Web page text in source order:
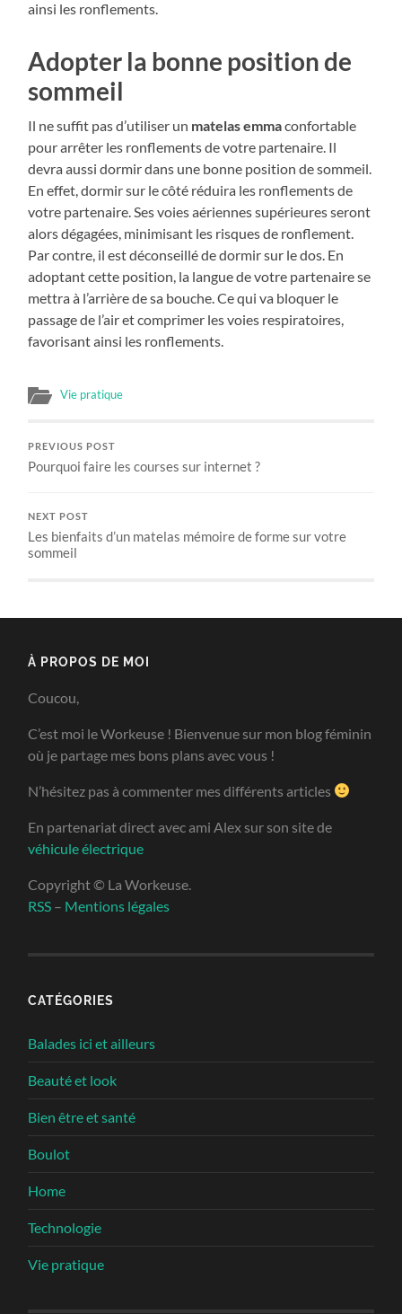
ainsi les ronflements.
Adopter la bonne position de
sommeil
Il ne suffit pas d’utiliser un matelas emmaconfortable
pour arrêter les ronflements de votre partenaire. Il
devra aussi dormir dans une bonne position de sommeil.
En effet, dormir sur le côté réduira les ronflements de
votre partenaire. Ses voies aériennes supérieures seront
alors dégagées, minimisant les risques de ronflement.
Par contre, il est déconseillé de dormir sur le dos. En
adoptant cette position, la langue de votre partenaire se
mettra à l’arrière de sa bouche. Ce qui va bloquer le
passage de l’air et comprimer les voies respiratoires,
favorisant ainsi les ronflements.
Vie pratique
PREVIOUS POST
Pourquoi faire les courses sur internet ?
NEXT POST
Les bienfaits d’un matelas mémoire de forme sur votre
sommeil
À PROPOS DE MOI
Coucou,
C’est moi le Workeuse ! Bienvenue sur mon blog féminin
où je partage mes bons plans avec vous !
N’hésitez pas à commenter mes différents articles
En partenariat direct avec ami Alex sur son site de
véhicule électrique
Copyright © La Workeuse.
RSS – Mentions légales
CATÉGORIES
Balades ici et ailleurs
Beauté et look
Bien être et santé
Boulot
Home
Technologie
Vie pratique